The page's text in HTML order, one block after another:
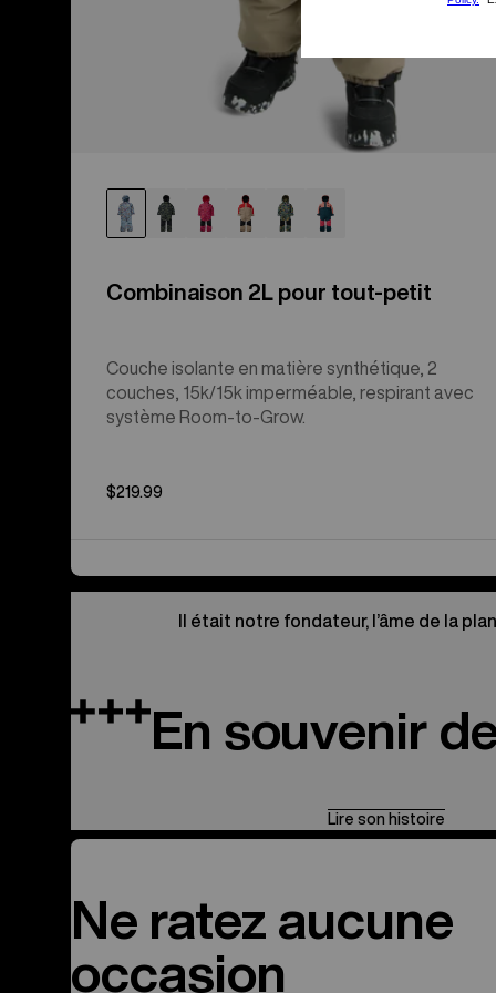
Combinaison 2L pour tout-petit
Couche isolante en matière synthétique, 2
couches, 15k/15k imperméable, respirant avec
système Room-to-Grow.
$219.99
Il était notre fondateur, l’âme de la
En souvenir
Lire son histoire
Ne ratez aucune
occasion